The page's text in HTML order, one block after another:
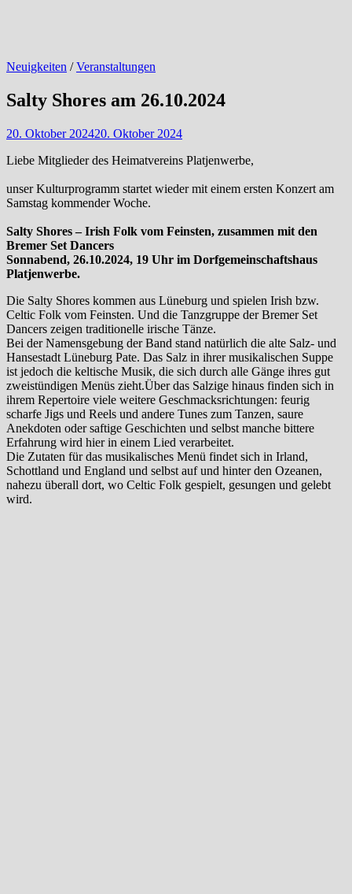
Neuigkeiten /Veranstaltungen
Salty Shores am 26.10.2024
20. Oktober 202420. Oktober 2024
Liebe Mitglieder des Heimatvereins Platjenwerbe,
unser Kulturprogramm startet wieder mit einem ersten Konzert am
Samstag kommender Woche.
Salty Shores – Irish Folk vom Feinsten, zusammen mit den
Bremer Set Dancers
Sonnabend, 26.10.2024, 19 Uhr im Dorfgemeinschaftshaus
Platjenwerbe.
Die Salty Shores kommen aus Lüneburg und spielen Irish bzw.
Celtic Folk vom Feinsten. Und die Tanzgruppe der Bremer Set
Dancers zeigen traditionelle irische Tänze.
Bei der Namensgebung der Band stand natürlich die alte Salz- und
Hansestadt Lüneburg Pate. Das Salz in ihrer musikalischen Suppe
ist jedoch die keltische Musik, die sich durch alle Gänge ihres gut
zweistündigen Menüs zieht.Über das Salzige hinaus finden sich in
ihrem Repertoire viele weitere Geschmacksrichtungen: feurig
scharfe Jigs und Reels und andere Tunes zum Tanzen, saure
Anekdoten oder saftige Geschichten und selbst manche bittere
Erfahrung wird hier in einem Lied verarbeitet.
Die Zutaten für das musikalisches Menü findet sich in Irland,
Schottland und England und selbst auf und hinter den Ozeanen,
nahezu überall dort, wo Celtic Folk gespielt, gesungen und gelebt
wird.